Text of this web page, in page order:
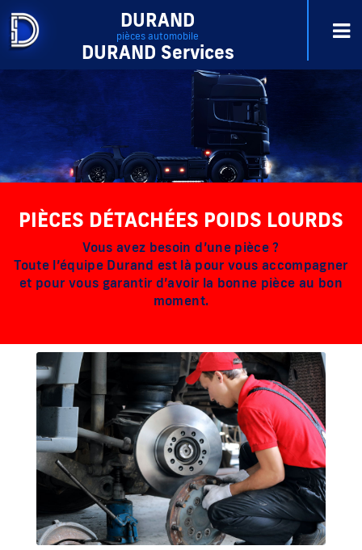
DURAND
pièces automobile
DURAND Services
PIÈCES DÉTACHÉES POIDS LOURDS
Vous avez besoin d’une pièce ?
Toute l’équipe Durand est là pour vous accompagner
et pour vous garantir d’avoir la bonne pièce au bon
moment.